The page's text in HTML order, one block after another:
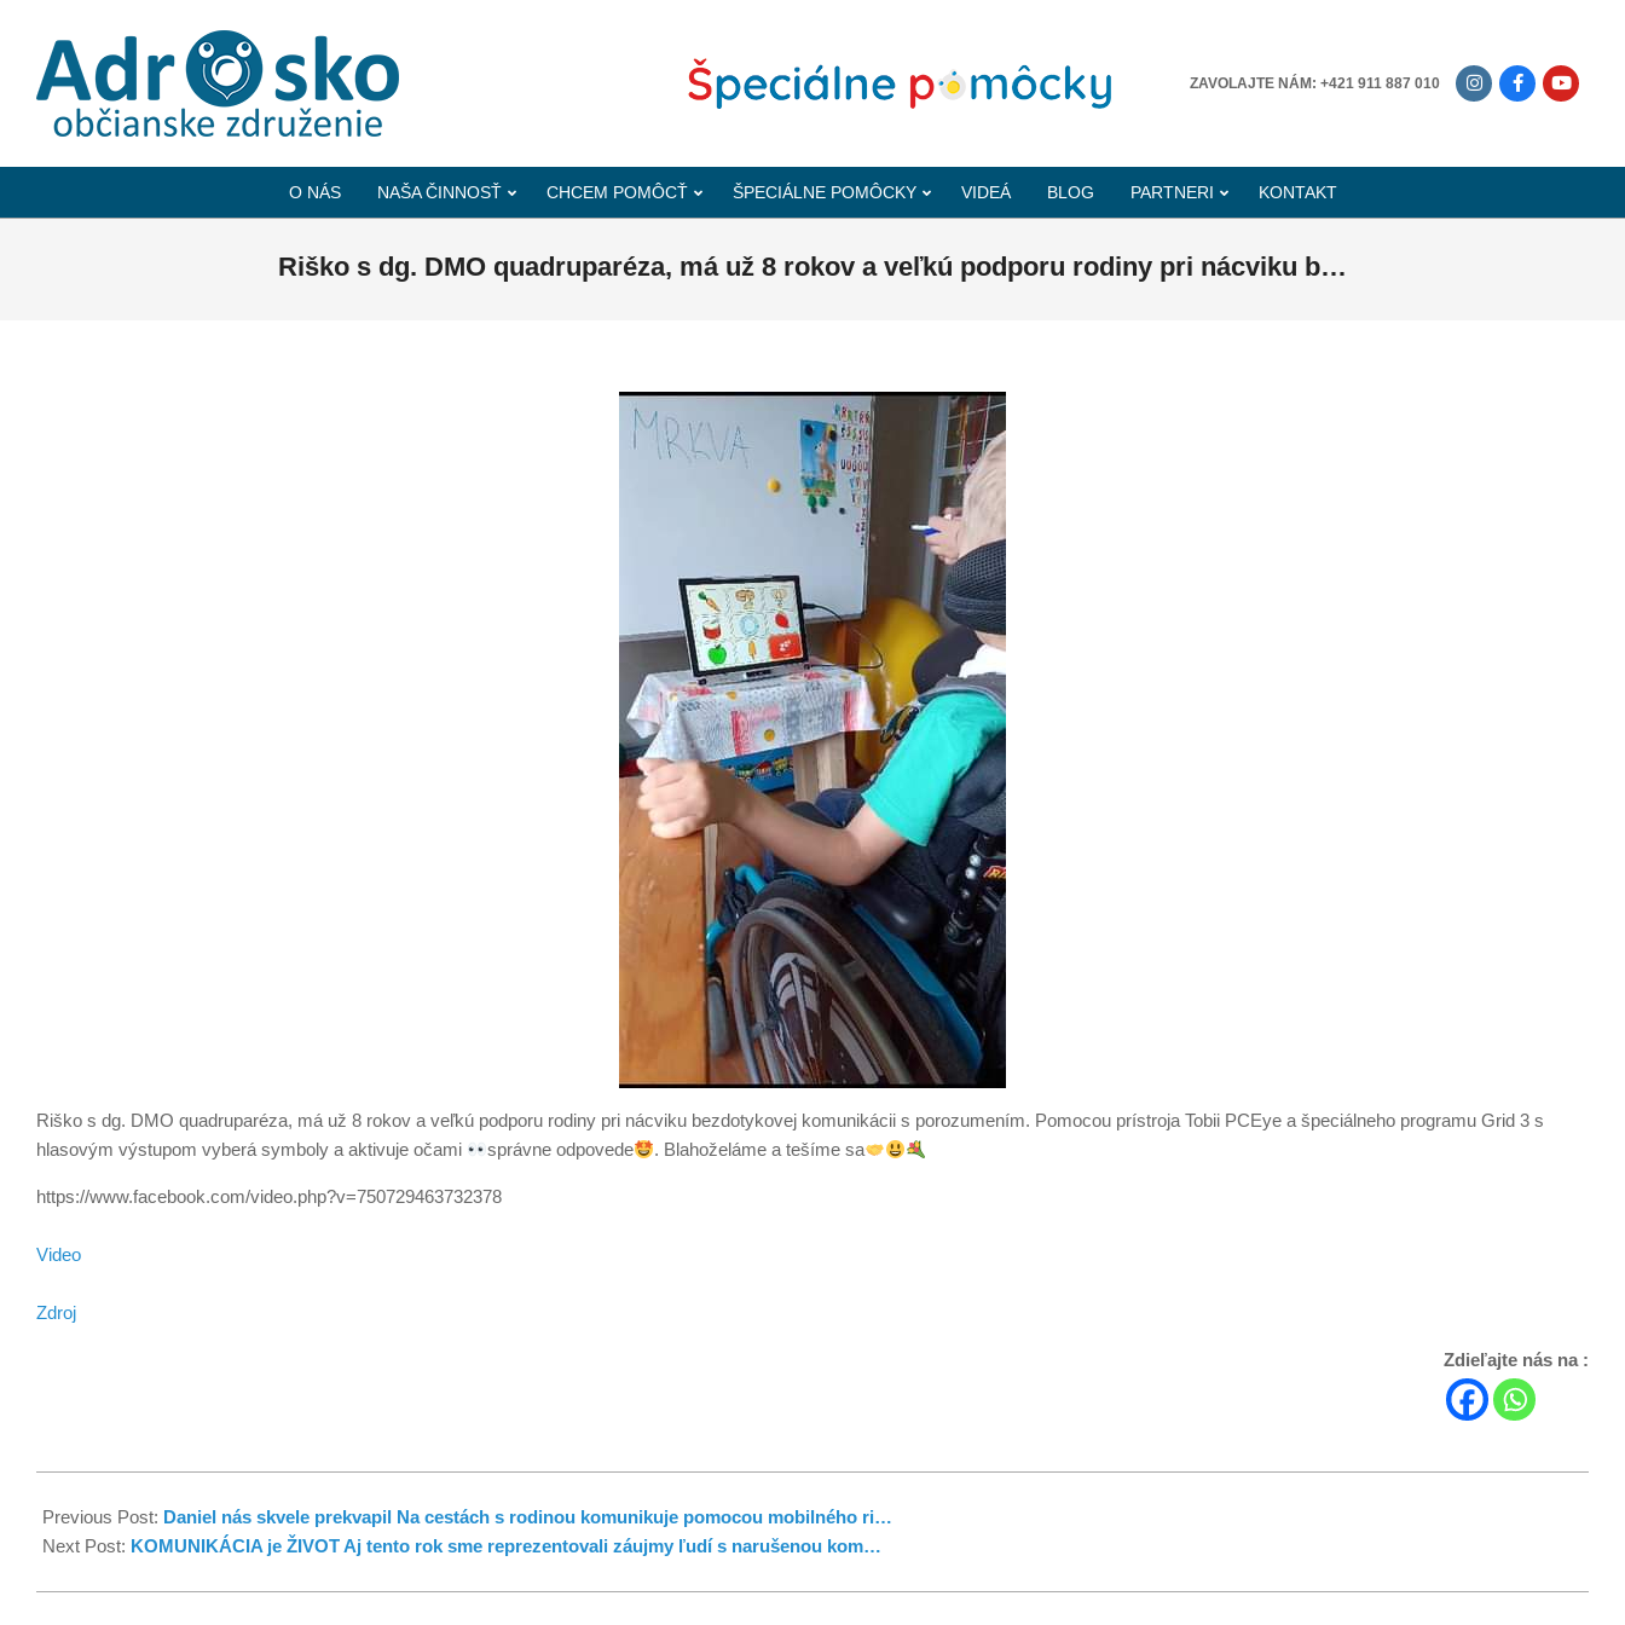
OBČIANSKE
ZAVOLAJTE NÁM: +421 911 887 010
O NÁS NAŠA ČINNOSŤ CHCEM POMÔCŤ ŠPECIÁLNE POMÔCKY VIDEÁ BLOG PARTNERI KONTAKT
Riško s dg. DMO quadruparéza, má už 8 rokov a veľkú podporu rodiny pri nácviku b…
Riško s dg. DMO quadruparéza, má už 8 rokov a veľkú podporu rodiny pri nácviku bezdotykovej komunikácii s porozumením. Pomocou prístroja Tobii PCEye a špeciálneho programu Grid 3 s
hlasovým výstupom vyberá symboly a aktivuje očami
správne odpovede . Blahoželáme a tešíme sa
https://www.facebook.com/video.php?v=750729463732378
Video
Zdroj
Zdieľajte nás na :
Previous Post: Daniel nás skvele prekvapil Na cestách s rodinou komunikuje pomocou mobilného ri…
Next Post: KOMUNIKÁCIA je ŽIVOT Aj tento rok sme reprezentovali záujmy ľudí s narušenou kom…